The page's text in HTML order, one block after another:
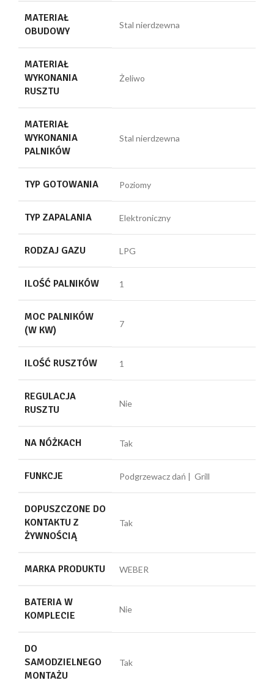
MATERIAŁ
OBUDOWY
Stal nierdzewna
MATERIAŁ
WYKONANIA
RUSZTU
Żeliwo
MATERIAŁ
WYKONANIA
PALNIKÓW
Stal nierdzewna
TYP GOTOWANIA Poziomy
TYP ZAPALANIA Elektroniczny
RODZAJ GAZU LPG
ILOŚĆ PALNIKÓW 1
MOC PALNIKÓW
(W KW)
7
ILOŚĆ RUSZTÓW 1
REGULACJA
RUSZTU
Nie
NA NÓŻKACH Tak
FUNKCJE Podgrzewacz dań | Grill
DOPUSZCZONE DO
KONTAKTU Z
ŻYWNOŚCIĄ
Tak
MARKA PRODUKTU WEBER
BATERIA W
KOMPLECIE
Nie
DO
SAMODZIELNEGO
MONTAŻU
Tak